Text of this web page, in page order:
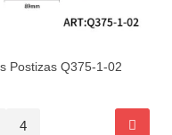
Postizas Q375-1-02
4